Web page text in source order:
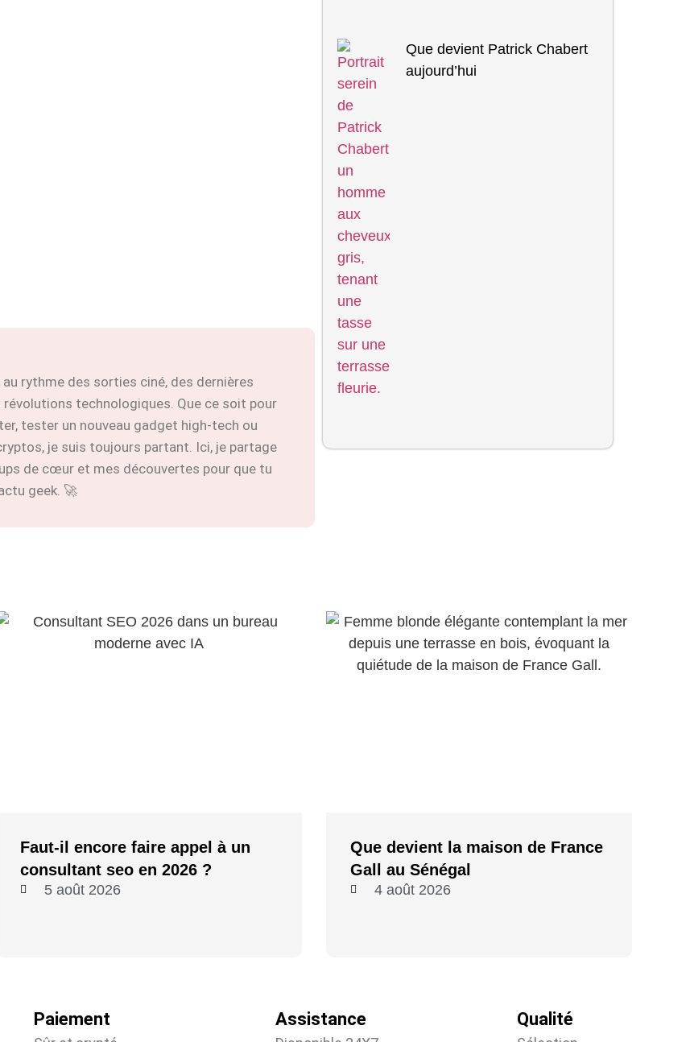
au rythme des sorties ciné, des dernières
technologiques. Que ce soit pour
tester un nouveau gadget high-tech ou
je suis toujours partant. Ici, je partage
de cœur et mes découvertes pour que tu
geek. 🚀
Que devient Patrick Chabert
aujourd’hui
Faut-il encore faire appel à un
consultant seo en 2026 ?
5 août 2026
Que devient la maison de France
Gall au Sénégal
4 août 2026
Paiement Assistance Qualité